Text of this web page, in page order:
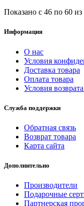
Показано с 46 по 60
Информация
О нас
Условия
Доставка товара
Оплата товара
Условия
Служба поддержки
Обратная связь
Возврат товара
Карта сайта
Дополнительно
Производители
Подарочные
Партнерская